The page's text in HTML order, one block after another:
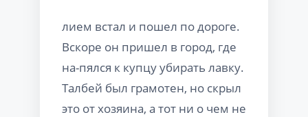
лием встал и пошел по дороге.
Вскоре он пришел в город, где
на-пялся к купцу убирать лавку.
Талбей был грамотен, но скрыл
это от хозяина, а тот ни о чем не